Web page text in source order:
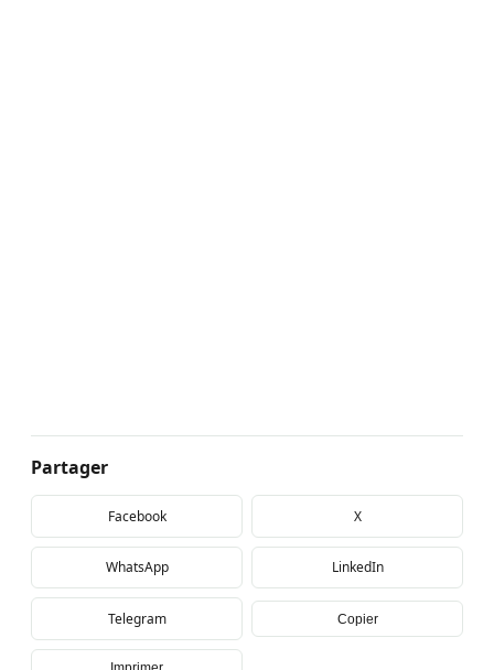
Partager
Facebook X
WhatsApp LinkedIn
Telegram Copier